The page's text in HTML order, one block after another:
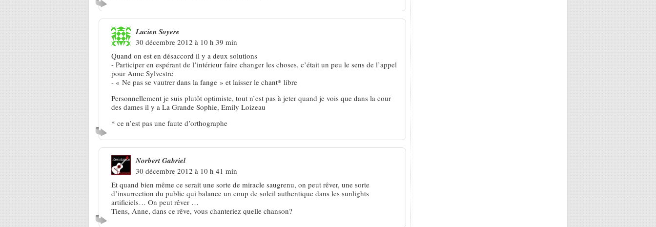
Lucien Soyere
30 décembre 2012 à 10 h 39 min
Quand on est en désaccord il y a deux solutions
- Participer en espérant de l’intérieur faire changer les choses, c’était un peu le sens de l’appel
pour Anne Sylvestre
- « Ne pas se vautrer dans la fange » et laisser le chant* libre
Personnellement je suis plutôt optimiste, tout n’est pas à jeter quand je vois que dans la cour
des dames il y a La Grande Sophie, Emily Loizeau
* ce n’est pas une faute d’orthographe
Norbert Gabriel
30 décembre 2012 à 10 h 41 min
Et quand bien même ce serait une sorte de miracle saugrenu, on peut rêver, une sorte
d’insurrection du public qui balance un coup de soleil authentique dans les sunlights
artificiels… On peut rêver …
Tiens, Anne, dans ce rêve, vous chanteriez quelle chanson?